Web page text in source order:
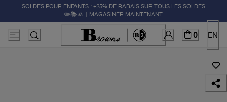
SOLDES POUR ENFANTS : +25% DE RABAIS SUR TOUS LES SOLDES
✏️📚🚸 | MAGASINER MAINTENANT
0 EN